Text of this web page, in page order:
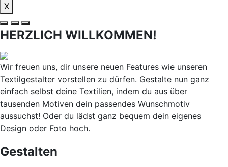
X
HERZLICH WILLKOMMEN!
Wir freuen uns, dir unsere neuen Features wie unseren
Textilgestalter vorstellen zu dürfen. Gestalte nun ganz
einfach selbst deine Textilien, indem du aus über
tausenden Motiven dein passendes Wunschmotiv
aussuchst! Oder du lädst ganz bequem dein eigenes
Design oder Foto hoch.
Gestalten